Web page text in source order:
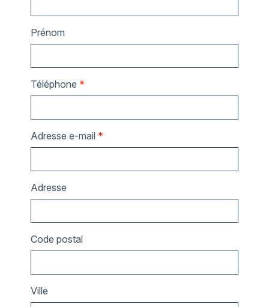
Prénom
Téléphone *
Adresse e-mail *
Adresse
Code postal
Ville